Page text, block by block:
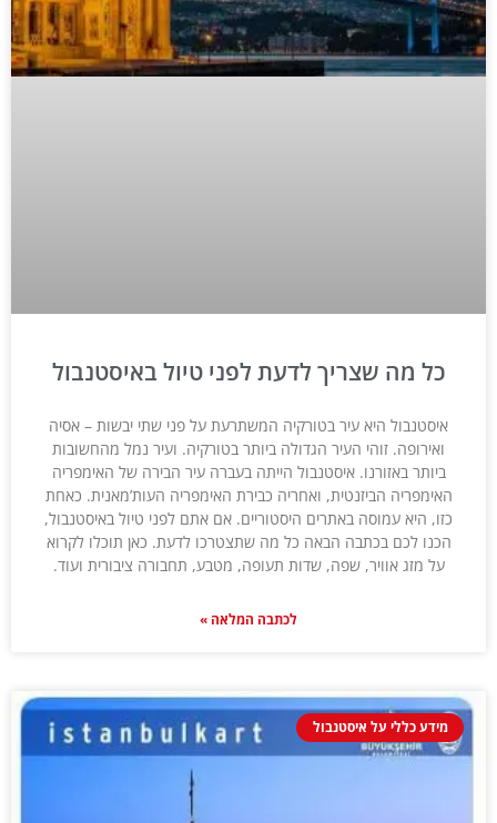
כל מה שצריך לדעת לפני טיול באיסטנבול
איסטנבול היא עיר בטורקיה המשתרעת על פני שתי יבשות – אסיה
ואירופה. זוהי העיר הגדולה ביותר בטורקיה. ועיר נמל מהחשובות
ביותר באזורנו. איסטנבול הייתה בעברה עיר הבירה של האימפריה
האימפריה הביזנטית, ואחריה כבירת האימפריה העות’מאנית. כאחת
כזו, היא עמוסה באתרים היסטוריים. אם אתם לפני טיול באיסטנבול,
הכנו לכם בכתבה הבאה כל מה שתצטרכו לדעת. כאן תוכלו לקרוא
על מזג אוויר, שפה, שדות תעופה, מטבע, תחבורה ציבורית ועוד.
לכתבה המלאה »
מידע כללי על איסטנבול